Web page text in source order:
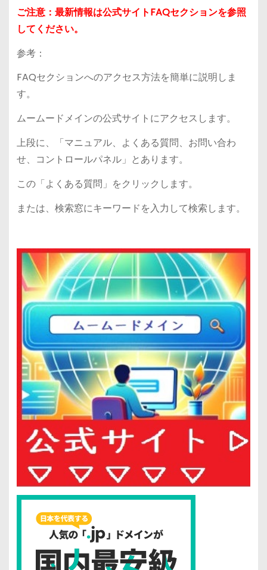
ご注意：最新情報は公式サイトFAQセクションを参照
してください。
参考：
FAQセクションへのアクセス方法を簡単に説明しま
す。
ムームードメインの公式サイトにアクセスします。
上段に、「マニュアル、よくある質問、お問い合わ
せ、コントロールパネル」とあります。
この「よくある質問」をクリックします。
または、検索窓にキーワードを入力して検索します。